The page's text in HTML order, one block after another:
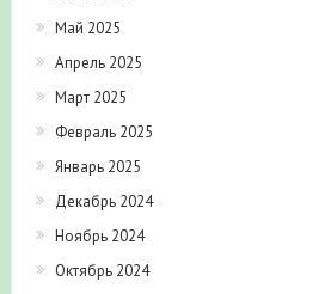
Май 2025
Апрель 2025
Март 2025
Февраль 2025
Январь 2025
Декабрь 2024
Ноябрь 2024
Октябрь 2024